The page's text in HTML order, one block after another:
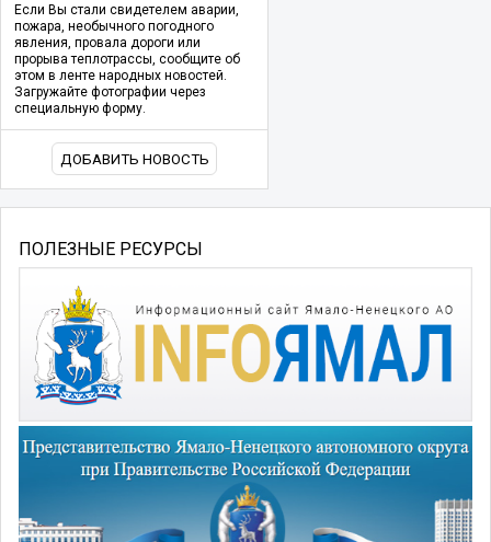
Если Вы стали свидетелем аварии,
пожара, необычного погодного
явления, провала дороги или
прорыва теплотрассы, сообщите об
этом в ленте народных новостей.
Загружайте фотографии через
специальную форму.
ДОБАВИТЬ НОВОСТЬ
ПОЛЕЗНЫЕ РЕСУРСЫ